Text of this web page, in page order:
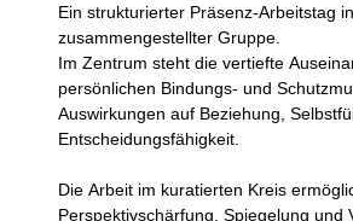
Ein strukturierter Präsenz-Arbeitstag
zusammengestellter Gruppe.
Im Zentrum steht die vertiefte
persönlichen Bindungs- und
Auswirkungen auf Beziehung,
Entscheidungsfähigkeit.
Die Arbeit im kuratierten Kreis
Perspektivschärfung, Spiegelung und